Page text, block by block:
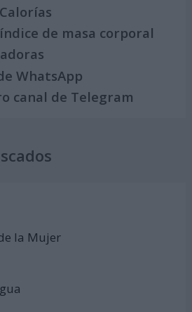
de masa corporal
WhatsApp
canal de Telegram
la Mujer